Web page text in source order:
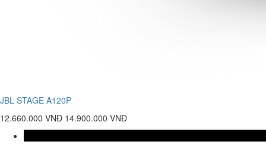
JBL STAGE A120P
12.660.000 VNĐ 14.900.000 VNĐ